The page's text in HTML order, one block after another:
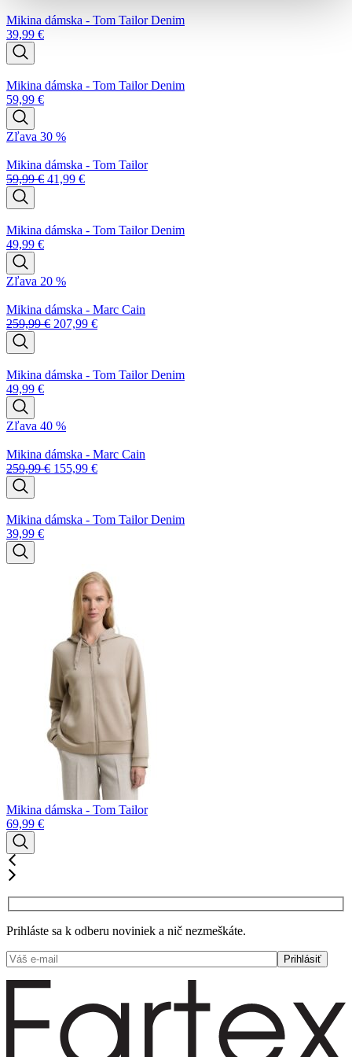
Mikina dámska - Tom Tailor Denim
39,99 €
Mikina dámska - Tom Tailor Denim
59,99 €
Zľava 30 %
Mikina dámska - Tom Tailor
59,99€ 41,99 €
Mikina dámska - Tom Tailor Denim
49,99 €
Zľava 20 %
Mikina dámska - Marc Cain
259,99€ 207,99 €
Mikina dámska - Tom Tailor Denim
49,99 €
Zľava 40 %
Mikina dámska - Marc Cain
259,99€ 155,99 €
Mikina dámska - Tom Tailor Denim
39,99 €
Mikina dámska - Tom Tailor
69,99 €
Prihláste sa k odberu noviniek a nič nezmeškáte.